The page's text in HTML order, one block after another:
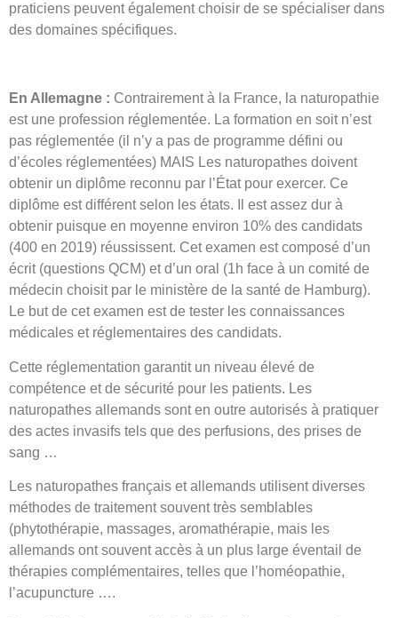
praticiens peuvent également choisir de se spécialiser dans
des domaines spécifiques.
En Allemagne : Contrairement à la France, la naturopathie
est une profession réglementée. La formation en soit n’est
pas réglementée (il n’y a pas de programme défini ou
d’écoles réglementées) MAIS Les naturopathes doivent
obtenir un diplôme reconnu par l’État pour exercer. Ce
diplôme est différent selon les états. Il est assez dur à
obtenir puisque en moyenne environ 10% des candidats
(400 en 2019) réussissent. Cet examen est composé d’un
écrit (questions QCM) et d’un oral (1h face à un comité de
médecin choisit par le ministère de la santé de Hamburg).
Le but de cet examen est de tester les connaissances
médicales et réglementaires des candidats.
Cette réglementation garantit un niveau élevé de
compétence et de sécurité pour les patients. Les
naturopathes allemands sont en outre autorisés à pratiquer
des actes invasifs tels que des perfusions, des prises de
sang …
Les naturopathes français et allemands utilisent diverses
méthodes de traitement souvent très semblables
(phytothérapie, massages, aromathérapie, mais les
allemands ont souvent accès à un plus large éventail de
thérapies complémentaires, telles que l’homéopathie,
l’acupuncture ….